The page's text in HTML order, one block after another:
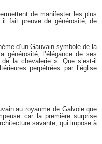
de manifester les plus
fait preuve de générosité, de
d’un Gauvain symbole de la
l’élégance de ses
la chevalerie ». Que s’est-il
perpétrées par l’église
au royaume de Galvoie que
car la première surprise
savante, qui impose à